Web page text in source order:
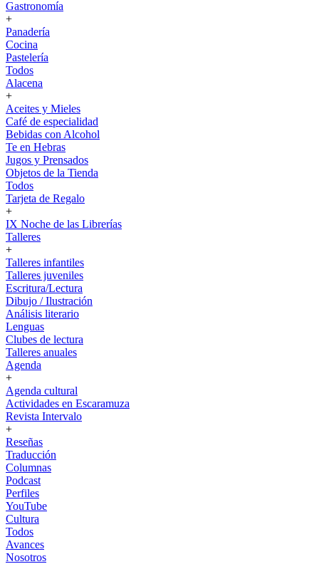
Gastronomía
+
Panadería
Cocina
Pastelería
Todos
Alacena
+
Aceites y Mieles
Café de especialidad
Bebidas con Alcohol
Te en Hebras
Jugos y Prensados
Objetos de la Tienda
Todos
Tarjeta de Regalo
+
IX Noche de las Librerías
Talleres
+
Talleres infantiles
Talleres juveniles
Escritura/Lectura
Dibujo / Ilustración
Análisis literario
Lenguas
Clubes de lectura
Talleres anuales
Agenda
+
Agenda cultural
Actividades en Escaramuza
Revista Intervalo
+
Reseñas
Traducción
Columnas
Podcast
Perfiles
YouTube
Cultura
Todos
Avances
Nosotros